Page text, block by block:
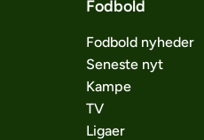
Fodbold
Fodbold nyheder
Seneste nyt
Kampe
TV
Ligaer